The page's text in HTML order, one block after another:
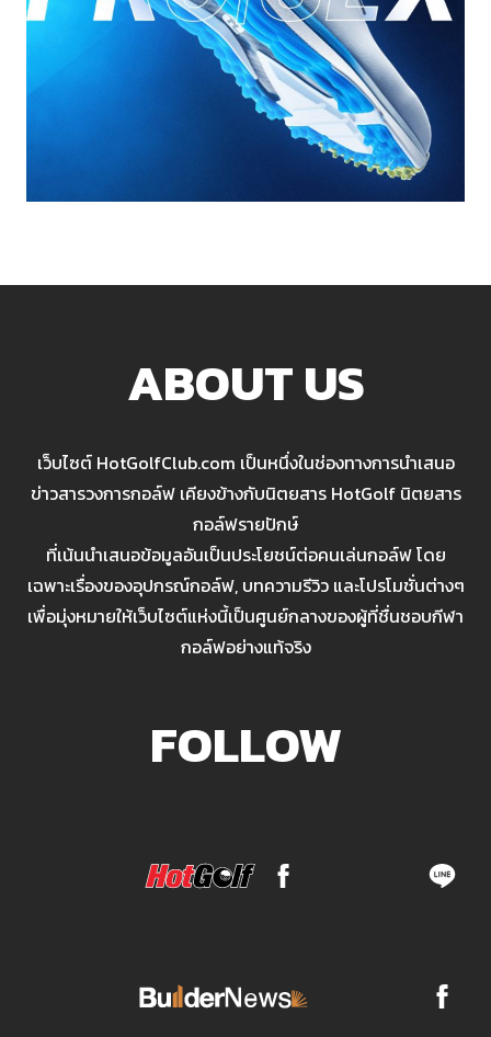
ABOUT US
เว็บไซต์ HotGolfClub.com เป็นหนึ่งในช่องทางการนำเสนอ
ข่าวสารวงการกอล์ฟ เคียงข้างกับนิตยสาร HotGolf นิตยสาร
กอล์ฟรายปักษ์
ที่เน้นนำเสนอข้อมูลอันเป็นประโยชน์ต่อคนเล่นกอล์ฟ โดย
เฉพาะเรื่องของอุปกรณ์กอล์ฟ, บทความรีวิว และโปรโมชั่นต่างๆ
เพื่อมุ่งหมายให้เว็บไซต์แห่งนี้เป็นศูนย์กลางของผู้ที่ชื่นชอบกีฬา
กอล์ฟอย่างแท้จริง
FOLLOW